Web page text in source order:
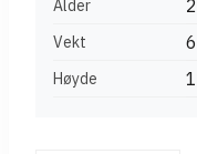
Alder
Vekt
Høyde